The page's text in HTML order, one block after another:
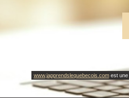
www.japprendslequebecois.comest une